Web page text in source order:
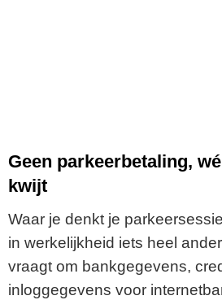
Geen parkeerbetaling,
kwijt
Waar je denkt je
in werkelijkheid iets heel
vraagt om bankgegevens,
inloggegevens voor